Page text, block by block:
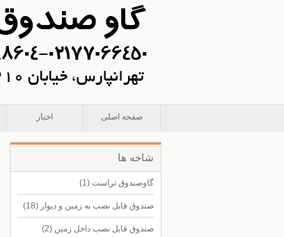
صفحه اصلی اخبار
شاخه ها
گاوصندوق تراست(1)
صندوق قابل نصب به زمین و دیوار(18)
صندوق قابل نصب داخل زمین(2)